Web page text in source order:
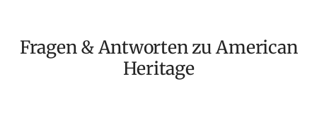
Fragen & Antworten zu American
Heritage